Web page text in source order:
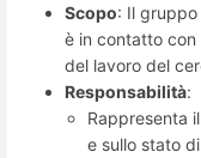
Scopo: Il
è in contatto
del lavoro del
Responsabilità:
Rappresenta
e sullo stato